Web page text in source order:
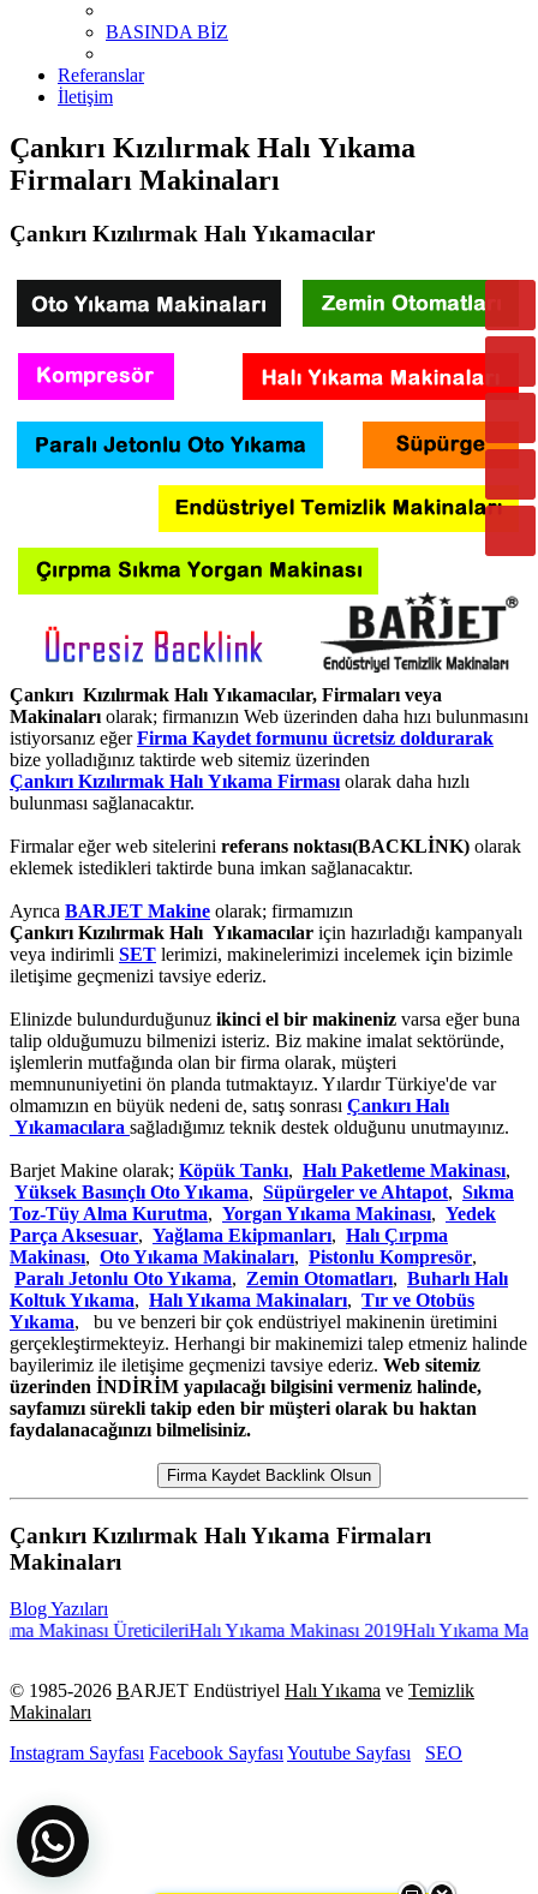
BASINDA BİZ
Referanslar
İletişim
Çankırı Kızılırmak Halı Yıkama
Firmaları Makinaları
Çankırı Kızılırmak Halı Yıkamacılar
Çankırı Kızılırmak Halı Yıkamacılar, Firmaları veya
Makinalarıolarak; firmanızın Web üzerinden daha hızı bulunmasını
istiyorsanız eğerFirma Kaydet formunu ücretsiz doldurarak
bize yolladığınız taktirde web sitemiz üzerinden
Çankırı Kızılırmak Halı Yıkama Firmasıolarak daha hızlı
bulunması sağlanacaktır.
Firmalar eğer web sitelerini referans noktası(BACKLİNK) olarak
eklemek istedikleri taktirde buna imkan sağlanacaktır.
Ayrıca BARJET Makine olarak; firmamızın
Çankırı Kızılırmak Halı Yıkamacılar için hazırladığı kampanyalı
veya indirimli SET lerimizi, makinelerimizi incelemek için bizimle
iletişime geçmenizi tavsiye ederiz.
Elinizde bulundurduğunuz ikinci el bir makineniz varsa eğer buna
talip olduğumuzu bilmenizi isteriz. Biz makine imalat sektöründe,
işlemlerin mutfağında olan bir firma olarak, müşteri
memnununiyetini ön planda tutmaktayız. Yılardır Türkiye'de var
olmamızın en büyük nedeni de, satış sonrası Çankırı Halı
Yıkamacılara sağladığımız teknik destek olduğunu unutmayınız.
Barjet Makine olarak; Köpük Tankı, Halı Paketleme Makinası,
Yüksek Basınçlı Oto Yıkama, Süpürgeler ve Ahtapot, Sıkma
Toz-Tüy Alma Kurutma, Yorgan Yıkama Makinası, Yedek
Parça Aksesuar, Yağlama Ekipmanları, Halı Çırpma
Makinası, Oto Yıkama Makinaları, Pistonlu Kompresör,
Paralı Jetonlu Oto Yıkama, Zemin Otomatları, Buharlı Halı
Koltuk Yıkama, Halı Yıkama Makinaları, Tır ve Otobüs
Yıkama, bu ve benzeri bir çok endüstriyel makinenin üretimini
gerçekleştirmekteyiz. Herhangi bir makinemizi talep etmeniz halinde
bayilerimiz ile iletişime geçmenizi tavsiye ederiz. Web sitemiz
üzerinden İNDİRİM yapılacağı bilgisini vermeniz halinde,
sayfamızı sürekli takip eden bir müşteri olarak bu haktan
faydalanacağınızı bilmelisiniz.
Firma Kaydet Backlink Olsun
Çankırı Kızılırmak Halı Yıkama Firmaları
Makinaları
Blog Yazıları
Makinası ÜreticileriHalı Yıkama Makinası 2019Halı Yıkama
© 1985-2026 BARJET Endüstriyel Halı Yıkama ve Temizlik
Makinaları
Instagram Sayfası Facebook Sayfası Youtube Sayfası SEO